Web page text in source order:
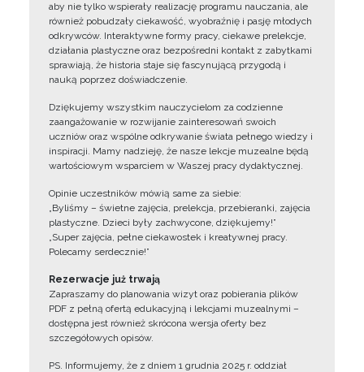
aby nie tylko wspierały realizację programu nauczania, ale
również pobudzały ciekawość, wyobraźnię i pasję młodych
odkrywców. Interaktywne formy pracy, ciekawe prelekcje,
działania plastyczne oraz bezpośredni kontakt z zabytkami
sprawiają, że historia staje się fascynującą przygodą i
nauką poprzez doświadczenie.
Dziękujemy wszystkim nauczycielom za codzienne
zaangażowanie w rozwijanie zainteresowań swoich
uczniów oraz wspólne odkrywanie świata pełnego wiedzy i
inspiracji. Mamy nadzieję, że nasze lekcje muzealne będą
wartościowym wsparciem w Waszej pracy dydaktycznej.
Opinie uczestników mówią same za siebie:
„Byliśmy – świetne zajęcia, prelekcja, przebieranki, zajęcia
plastyczne. Dzieci były zachwycone, dziękujemy!”
„Super zajęcia, pełne ciekawostek i kreatywnej pracy.
Polecamy serdecznie!”
Rezerwacje już trwają
Zapraszamy do planowania wizyt oraz pobierania plików
PDF z pełną ofertą edukacyjną i lekcjami muzealnymi –
dostępna jest również skrócona wersja oferty bez
szczegółowych opisów.
PS. Informujemy, że z dniem 1 grudnia 2025 r. oddział